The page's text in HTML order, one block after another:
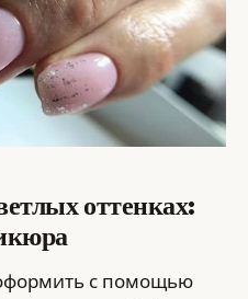
оттенках:
с помощью